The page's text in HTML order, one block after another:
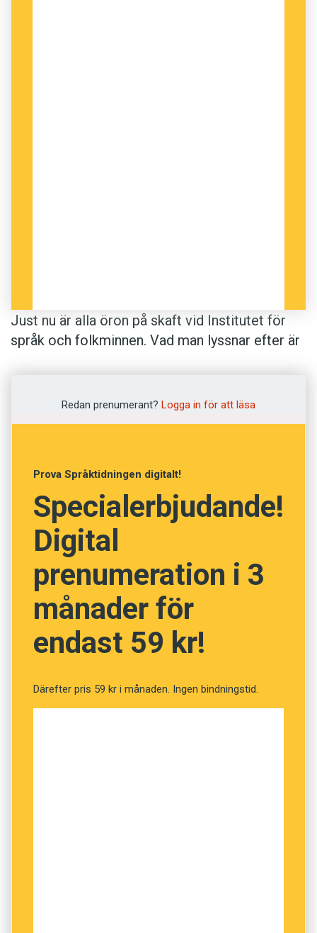
Just nu är alla öron på skaft vid Institutet för
språk och folkminnen. Vad man lyssnar efter är
den som vill läsa om arbetet – och se hur
artiklarna artar sig – finns några smakprov
går och sträcker på sig; äv.: intresserad,
uppmärksam; förvånad Värml Västm. Nu va han
örhög när han fekk en ny kôstymm på sä Värml.”
Redan prenumerant? Logga in för att läsa
Prova Språktidningen digitalt!
Specialerbjudande!
Digital
prenumeration i 3
månader för
endast 59 kr!
Därefter pris 59 kr i månaden. Ingen bindningstid.